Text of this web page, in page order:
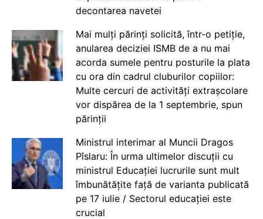
decontarea navetei
Mai mulți părinți solicită, într-o petiție,
anularea deciziei ISMB de a nu mai
acorda sumele pentru posturile la plata
cu ora din cadrul cluburilor copiilor:
Multe cercuri de activități extrașcolare
vor dispărea de la 1 septembrie, spun
părinții
Ministrul interimar al Muncii Dragos
Pîslaru: În urma ultimelor discuții cu
ministrul Educației lucrurile sunt mult
îmbunătățite față de varianta publicată
pe 17 iulie / Sectorul educației este
crucial